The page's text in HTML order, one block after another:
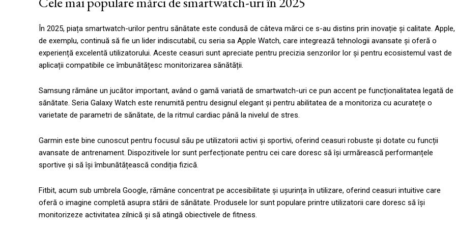
În 2025, piața smartwatch-urilor pentru sănătate este condusă de câteva mărci ce s-au distins prin inovație și calitate. Apple,
de exemplu, continuă să fie un lider indiscutabil, cu seria sa Apple Watch, care integrează tehnologii avansate și oferă o
experiență excelentă utilizatorului. Aceste ceasuri sunt apreciate pentru precizia senzorilor lor și pentru ecosistemul vast de
aplicații compatibile ce îmbunătățesc monitorizarea sănătății.
Samsung rămâne un jucător important, având o gamă variată de smartwatch-uri ce pun accent pe funcționalitatea legată de
sănătate. Seria Galaxy Watch este renumită pentru designul elegant și pentru abilitatea de a monitoriza cu acuratețe o
varietate de parametri de sănătate, de la ritmul cardiac până la nivelul de stres.
Garmin este bine cunoscut pentru focusul său pe utilizatorii activi și sportivi, oferind ceasuri robuste și dotate cu funcții
avansate de antrenament. Dispozitivele lor sunt perfecționate pentru cei care doresc să își urmărească performanțele
sportive și să își îmbunătățească condiția fizică.
Fitbit, acum sub umbrela Google, rămâne concentrat pe accesibilitate și ușurința în utilizare, oferind ceasuri intuitive care
oferă o imagine completă asupra stării de sănătate. Produsele lor sunt populare printre utilizatorii care doresc să își
monitorizeze activitatea zilnică și să atingă obiectivele de fitness.